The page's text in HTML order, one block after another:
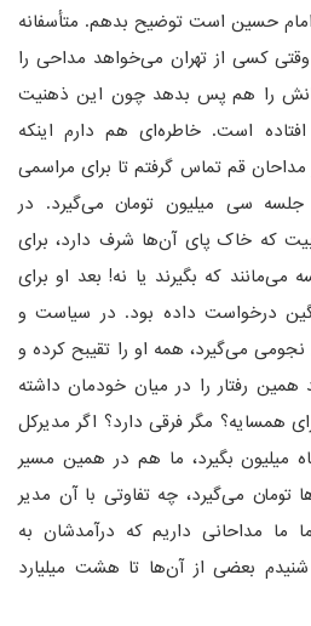
حسین است توضیح بدهم. متأسفانه
کسی از تهران می‌خواهد مداحی را
را هم پس بدهد چون این ذهنیت
است. خاطره‌ای هم دارم اینکه
مداحان قم تماس گرفتم تا برای مراسمی
سی میلیون تومان می‌گیرد. در
که خاک پای آن‌ها شرف دارد، برای
که بگیرند یا نه! بعد او برای
درخواست داده بود. در سیاست و
می‌گیرد، همه او را تقیبح کرده و
همین رفتار را در میان خودمان داشته
همسایه؟ مگر فرقی دارد؟ اگر مدیرکل
میلیون بگیرد، ما هم در همین مسیر
تومان می‌گیرد، چه تفاوتی با آن مدیر
ما مداحانی داریم که درآمدشان به
بعضی از آن‌ها تا هشت میلیارد